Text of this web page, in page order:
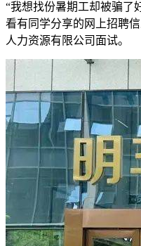
“我想找份暑期工却被骗了
看有同学分享的网上招聘
人力资源有限公司面试。